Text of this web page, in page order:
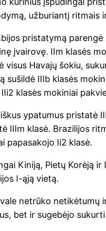
užburiantį ritmais
pristatymą
įvairovę. IIm klasės
visus Havajų šokiu,
sušildė IIIb klasės
IIi2 klasės mokiniai
ypatumus pristatė
IIIm klasė. Brazilijos
papasakojo Ii2 klasė.
Kiniją, Pietų Korėją
I-ąją vietą.
netrūko netikėtumų
bet ir sugebėjo